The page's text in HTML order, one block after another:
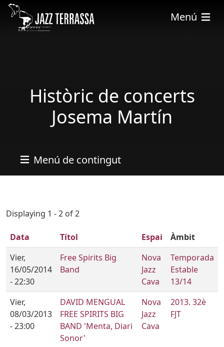
Pasar al contenido principal
Menú
Històric de concerts
Josema Martín
Menú de contingut
Displaying 1 - 2 of 2
Data Títol Espai
Àmbit
Vier,
16/05/2014
- 22:30
Free Spirits Big
Band
Nova
Jazz
Cava
Temporada
Estable
13/14
Vier,
08/03/2013
- 23:00
DAVID MENGUAL
FREE SPIRITS BIG
BAND 'Menta, Diari
Sonor'
Nova
Jazz
Cava
2013. 32è
FJT